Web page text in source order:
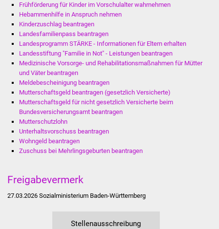
Kolping-Musikschule
Soziale Einrichtungen
Lokale Agenda
Fachteam Jugend
Frühförderung für Kinder im Vorschulalter wahrnehmen
Hebammenhilfe in Anspruch nehmen
Kinderzuschlag beantragen
Landesfamilienpass beantragen
Landesprogramm STÄRKE - Informationen für Eltern erhalten
Landesstiftung "Familie in Not" - Leistungen beantragen
Medizinische Vorsorge- und Rehabilitationsmaßnahmen für Mütter
und Väter beantragen
Meldebescheinigung beantragen
Mutterschaftsgeld beantragen (gesetzlich Versicherte)
Mutterschaftsgeld für nicht gesetzlich Versicherte beim
Bundesversicherungsamt beantragen
Mutterschutzlohn
Unterhaltsvorschuss beantragen
Wohngeld beantragen
Zuschuss bei Mehrlingsgeburten beantragen
Freigabevermerk
27.03.2026 Sozialministerium Baden-Württemberg
Stellenausschreibung